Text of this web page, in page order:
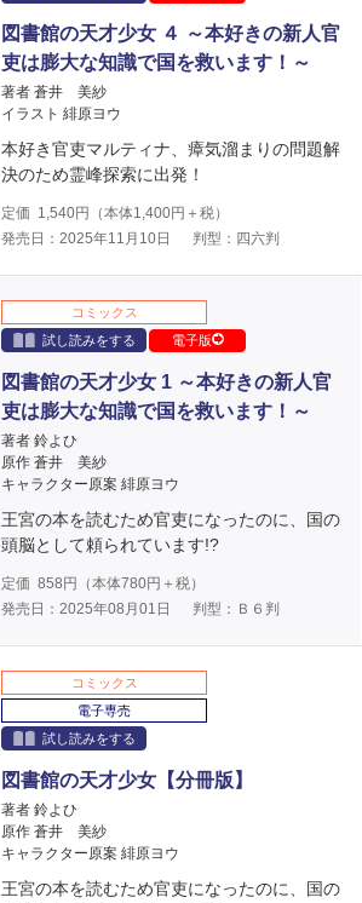
図書館の天才少女 ４ ～本好きの新人官
吏は膨大な知識で国を救います！～
著者 蒼井 美紗
イラスト 緋原ヨウ
本好き官吏マルティナ、瘴気溜まりの問題解
決のため霊峰探索に出発！
定価 1,540円（本体1,400円＋税）
発売日：2025年11月10日
判型：四六判
コミックス
試し読みをする
電子版
図書館の天才少女 1 ～本好きの新人官
吏は膨大な知識で国を救います！～
著者 鈴よひ
原作 蒼井 美紗
キャラクター原案 緋原ヨウ
王宮の本を読むため官吏になったのに、国の
頭脳として頼られています!?
定価 858 円（本体780円＋税）
発売日：2025年08月01日
判型：Ｂ６判
コミックス
電子専売
試し読みをする
図書館の天才少女【分冊版】
著者 鈴よひ
原作 蒼井 美紗
キャラクター原案 緋原ヨウ
王宮の本を読むため官吏になったのに、国の